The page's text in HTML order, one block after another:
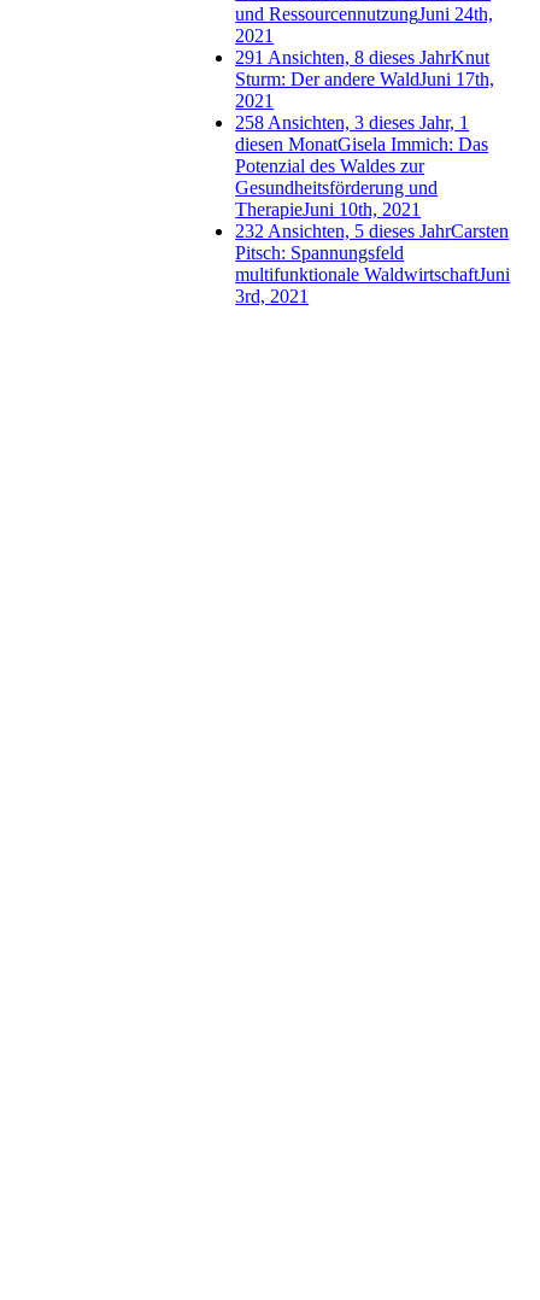
und RessourcennutzungJuni 24th,
2021
291 Ansichten, 8 dieses JahrKnut
Sturm: Der andere WaldJuni 17th,
2021
258 Ansichten, 3 dieses Jahr, 1
diesen MonatGisela Immich: Das
Potenzial des Waldes zur
Gesundheitsförderung und
TherapieJuni 10th, 2021
232 Ansichten, 5 dieses JahrCarsten
Pitsch: Spannungsfeld
multifunktionale WaldwirtschaftJuni
3rd, 2021